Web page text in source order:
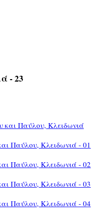
- 23
Παύλου, Κλειδωνιά
Παύλου, Κλειδωνιά - 01
Παύλου, Κλειδωνιά - 02
Παύλου, Κλειδωνιά - 03
Παύλου, Κλειδωνιά - 04